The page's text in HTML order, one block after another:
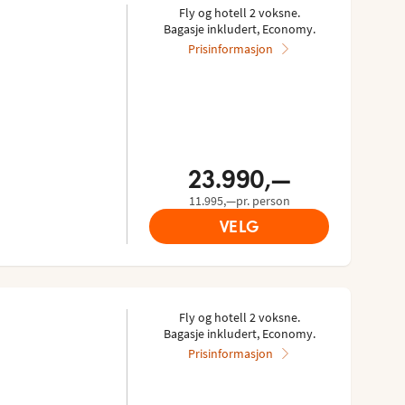
Fly og hotell 2 voksne.
Bagasje inkludert, Economy.
Prisinformasjon
23.990,—
11.995,—pr. person
VELG
Fly og hotell 2 voksne.
Bagasje inkludert, Economy.
Prisinformasjon